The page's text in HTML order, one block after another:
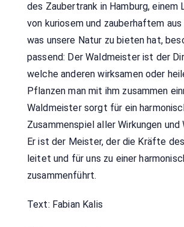
des Zaubertrank in Hamburg, einem
von kuriosem und zauberhaftem
was unsere Natur zu bieten hat,
passend: Der Waldmeister ist der
welche anderen wirksamen oder
Pflanzen man mit ihm zusammen
Waldmeister sorgt für ein
Zusammenspiel aller Wirkungen
Er ist der Meister, der die Kräfte
leitet und für uns zu einer
zusammenführt.
Text: Fabian Kalis